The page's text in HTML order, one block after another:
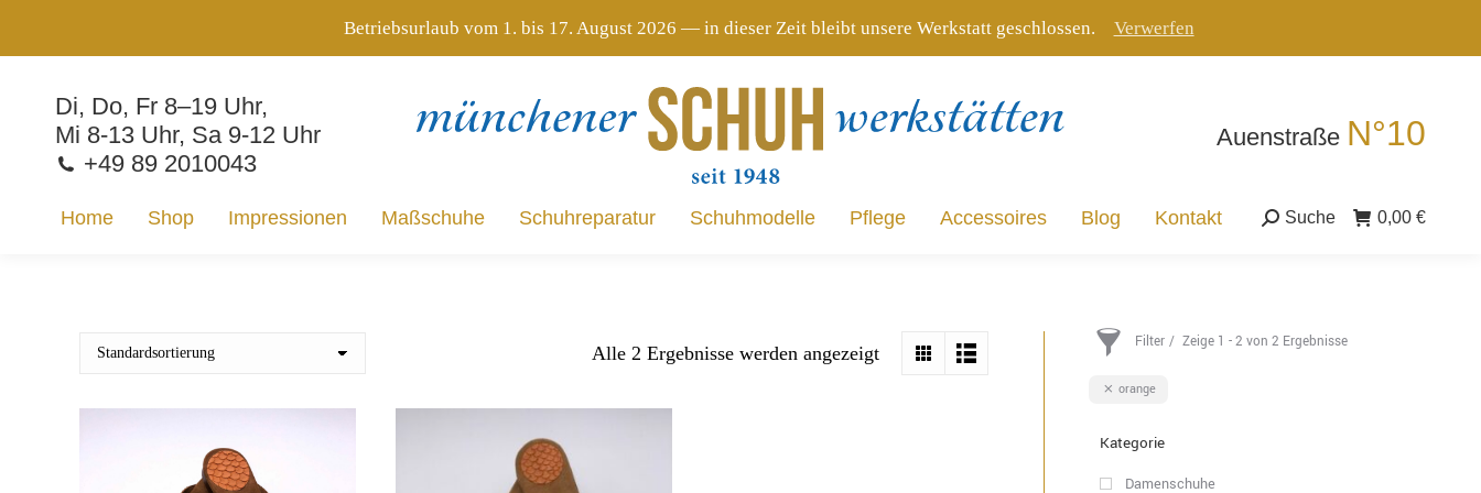
Betriebsurlaub vom 1. bis 17. August 2026 — in dieser Zeit bleibt unsere Werkstatt geschlossen. Verwerfen
Di, Do, Fr 8–19 Uhr,
Mi 8-13 Uhr, Sa 9-12 Uhr
+49 89 2010043
Auenstraße N°10
Home Shop Impressionen Maßschuhe Schuhreparatur Schuhmodelle Pflege Accessoires Blog Kontakt Suche:
Suche 0,00 €
Alle 2 Ergebnisse werden angezeigt Filter Zeige 1 - 2 von 2 Ergebnisse
orange
Kategorie
Damenschuhe
Impressionen Maßschuhe Schuhreparatur Schuhmodelle Pflege Accessoires Blog Kontakt